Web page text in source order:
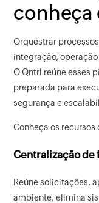
conheça
Orquestrar
integração,
O Qntrl reúne esses
preparada para
segurança e
Conheça os
Centralização de
Reúne solicitações,
ambiente, elimina